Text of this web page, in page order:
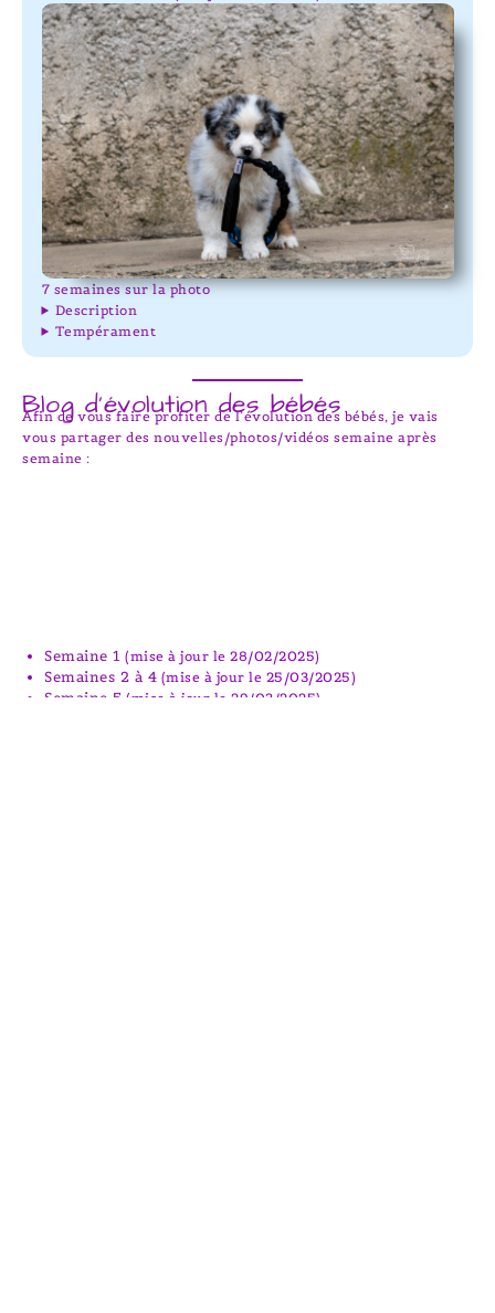
7 semaines sur la photo
Description
Tempérament
Blog d’évolution des bébés
Afin de vous faire profiter de l’évolution des bébés, je vais
vous partager des nouvelles/photos/vidéos semaine après
semaine :
Semaine 1 (mise à jour le 28/02/2025)
Semaines 2 à 4 (mise à jour le 25/03/2025)
Semaine 5 (mise à jour le 29/03/2025)